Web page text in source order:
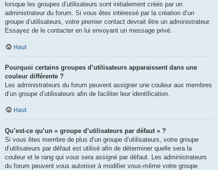
lorsque les groupes d’utilisateurs sont initialement créés par un
administrateur du forum. Si vous êtes intéressé par la création d’un
groupe d’utilisateurs, votre premier contact devrait être un administrateur.
Essayez de le contacter en lui envoyant un message privé.
Haut
Pourquoi certains groupes d’utilisateurs apparaissent dans une
couleur différente ?
Les administrateurs du forum peuvent assigner une couleur aux membres
d’un groupe d’utilisateurs afin de faciliter leur identification.
Haut
Qu’est-ce qu’un « groupe d’utilisateurs par défaut » ?
Si vous êtes membre de plus d’un groupe d’utilisateurs, votre groupe
d’utilisateurs par défaut est utilisé afin de déterminer quelle sera la
couleur et le rang qui vous sera assigné par défaut. Les administrateurs
du forum peuvent vous autoriser à modifier vous-même votre groupe